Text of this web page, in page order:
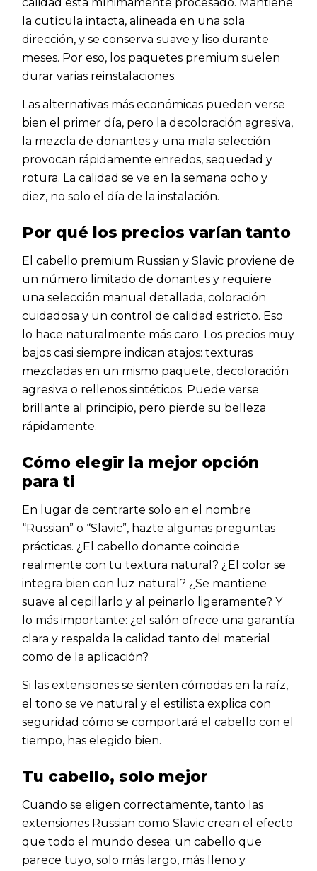
la cutícula intacta, alineada en una sola
dirección, y se conserva suave y liso durante
meses. Por eso, los paquetes premium suelen
durar varias reinstalaciones.
Las alternativas más económicas pueden verse
bien el primer día, pero la decoloración agresiva,
la mezcla de donantes y una mala selección
provocan rápidamente enredos, sequedad y
rotura. La calidad se ve en la semana ocho y
diez, no solo el día de la instalación.
Por qué los precios varían tanto
El cabello premium Russian y Slavic proviene de
un número limitado de donantes y requiere
una selección manual detallada, coloración
cuidadosa y un control de calidad estricto. Eso
lo hace naturalmente más caro. Los precios muy
bajos casi siempre indican atajos: texturas
mezcladas en un mismo paquete, decoloración
agresiva o rellenos sintéticos. Puede verse
brillante al principio, pero pierde su belleza
rápidamente.
Cómo elegir la mejor opción
para ti
En lugar de centrarte solo en el nombre
“Russian” o “Slavic”, hazte algunas preguntas
prácticas. ¿El cabello donante coincide
realmente con tu textura natural? ¿El color se
integra bien con luz natural? ¿Se mantiene
suave al cepillarlo y al peinarlo ligeramente? Y
lo más importante: ¿el salón ofrece una garantía
clara y respalda la calidad tanto del material
como de la aplicación?
Si las extensiones se sienten cómodas en la raíz,
el tono se ve natural y el estilista explica con
seguridad cómo se comportará el cabello con el
tiempo, has elegido bien.
Tu cabello, solo mejor
Cuando se eligen correctamente, tanto las
extensiones Russian como Slavic crean el efecto
que todo el mundo desea: un cabello que
parece tuyo, solo más largo, más lleno y